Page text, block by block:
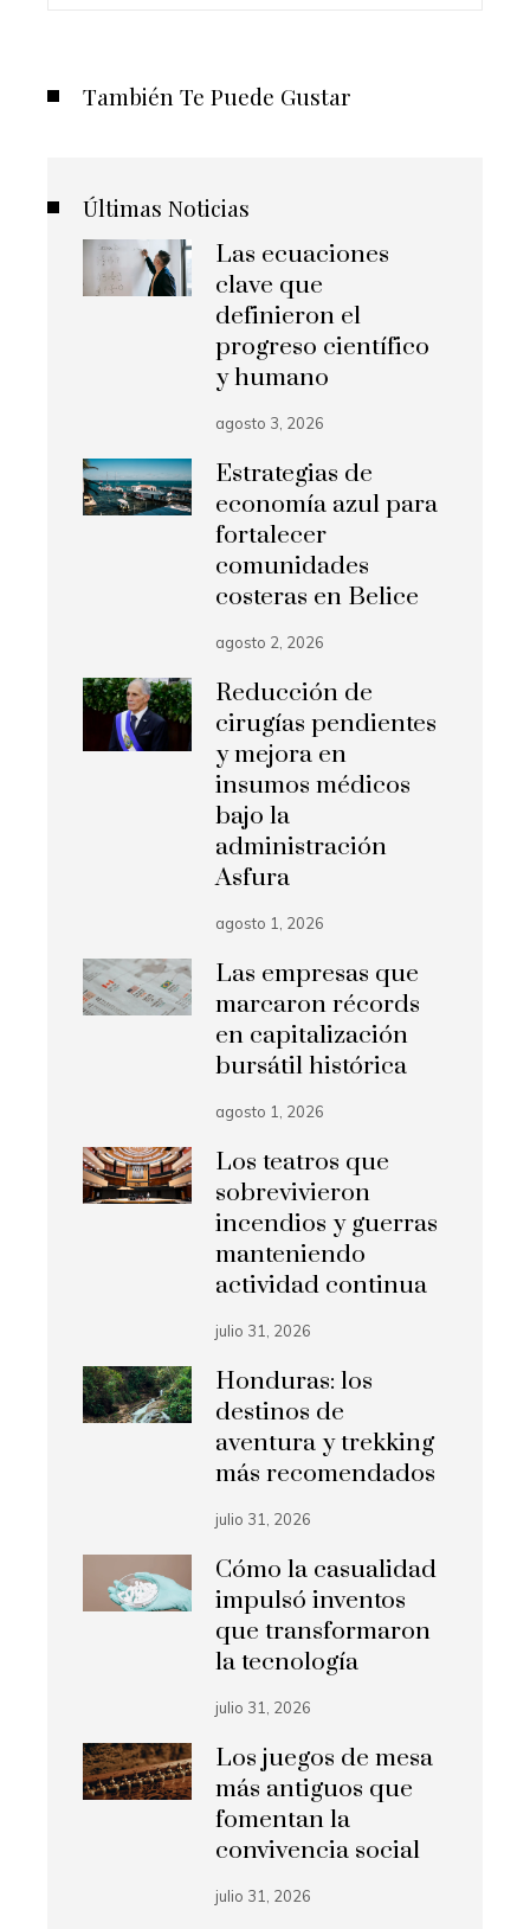
También Te Puede Gustar
Últimas Noticias
Las ecuaciones
clave que
definieron el
progreso científico
y humano
agosto 3, 2026
Estrategias de
economía azul para
fortalecer
comunidades
costeras en Belice
agosto 2, 2026
Reducción de
cirugías pendientes
y mejora en
insumos médicos
bajo la
administración
Asfura
agosto 1, 2026
Las empresas que
marcaron récords
en capitalización
bursátil histórica
agosto 1, 2026
Los teatros que
sobrevivieron
incendios y guerras
manteniendo
actividad continua
julio 31, 2026
Honduras: los
destinos de
aventura y trekking
más recomendados
julio 31, 2026
Cómo la casualidad
impulsó inventos
que transformaron
la tecnología
julio 31, 2026
Los juegos de mesa
más antiguos que
fomentan la
convivencia social
julio 31, 2026